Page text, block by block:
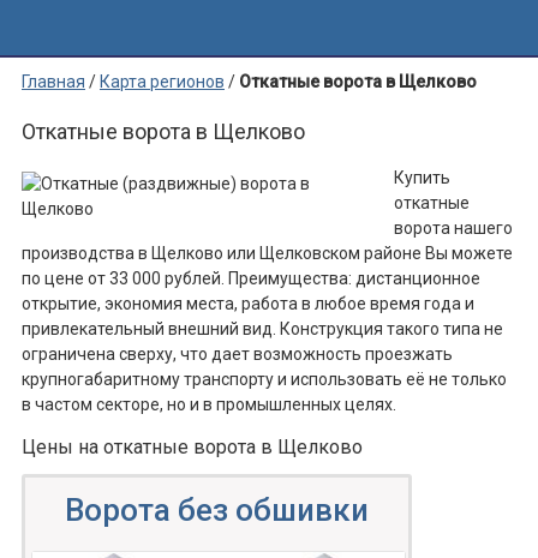
Главная / Карта регионов / Откатные ворота в Щелково
Откатные ворота в Щелково
Купить
откатные
ворота нашего
производства в Щелково или Щелковском районе Вы можете
по цене от 33 000 рублей. Преимущества: дистанционное
открытие, экономия места, работа в любое время года и
привлекательный внешний вид. Конструкция такого типа не
ограничена сверху, что дает возможность проезжать
крупногабаритному транспорту и использовать её не только
в частом секторе, но и в промышленных целях.
Цены на откатные ворота в Щелково
Ворота без обшивки